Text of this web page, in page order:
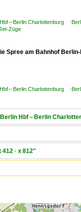
– Berlin Charlottenburg
Züge
Spree am Bahnhof
– Berlin Charlottenburg
Hbf – Berlin
· x 812"